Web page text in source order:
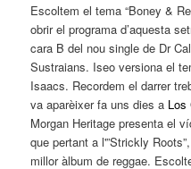
Escoltem el tema “Boney &
obrir el programa d’aquesta
cara B del nou single de Dr
Sustraians. Iseo versiona el
Isaacs. Recordem el darrer
va aparèixer fa uns dies a Los
Morgan Heritage presenta el
que pertant a l'”Strickly
millor àlbum de reggae.